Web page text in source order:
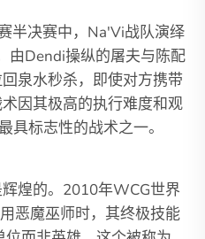
半决赛中，Na'Vi战队演绎
由Dendi操纵的屠夫与陈配
泉水秒杀，即使对方携带
因其极高的执行难度和观
具标志性的战术之一。
煌的。2010年WCG世界
恶魔巫师时，其终极技能